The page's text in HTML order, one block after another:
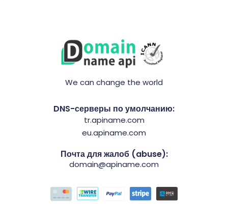
We can change the world
DNS-серверы по умолчанию:
tr.apiname.com
eu.apiname.com
Почта для жалоб (abuse):
domain@apiname.com